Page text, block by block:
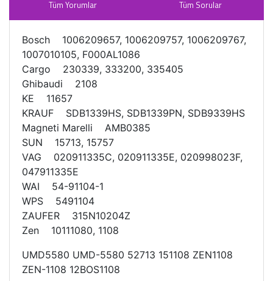
Tüm Yorumlar Tüm Sorular
Bosch 1006209657, 1006209757, 1006209767,
1007010105, F000AL1086
Cargo 230339, 333200, 335405
Ghibaudi 2108
KE 11657
KRAUF SDB1339HS, SDB1339PN, SDB9339HS
Magneti Marelli AMB0385
SUN 15713, 15757
VAG 020911335C, 020911335E, 020998023F,
047911335E
WAI 54-91104-1
WPS 5491104
ZAUFER 315N10204Z
Zen 10111080, 1108
UMD5580 UMD-5580 52713 151108 ZEN1108
ZEN-1108 12BOS1108